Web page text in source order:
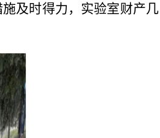
及时得力，实验室财产几